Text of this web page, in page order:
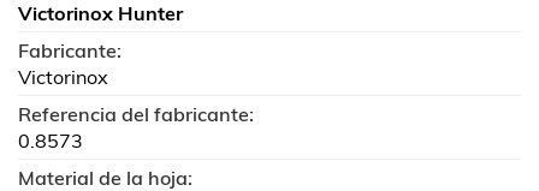
Victorinox Hunter
Fabricante:
Victorinox
Referencia del fabricante:
0.8573
Material de la hoja: